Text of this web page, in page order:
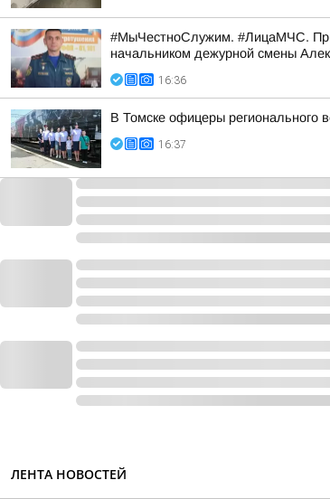
#МыЧестноСлужим. #ЛицаМЧС.
начальником дежурной смены
16:36
В Томске офицеры регионального
16:37
ЛЕНТА НОВОСТЕЙ